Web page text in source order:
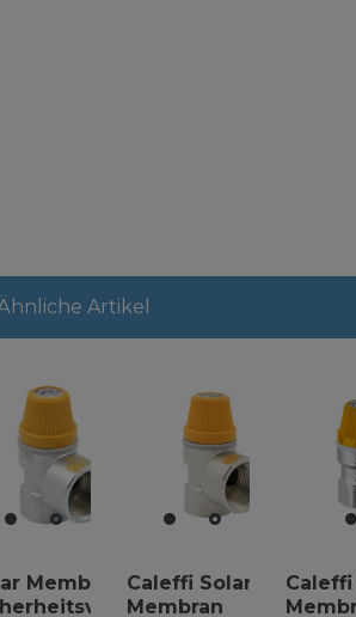
Artikel
Membran
Caleffi Solar
Membran
Caleffi